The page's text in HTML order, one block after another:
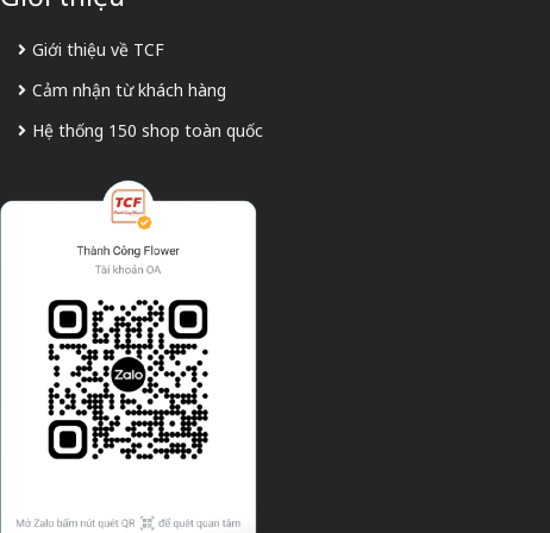
Giới thiệu về TCF
Cảm nhận từ khách hàng
Hệ thống 150 shop toàn quốc